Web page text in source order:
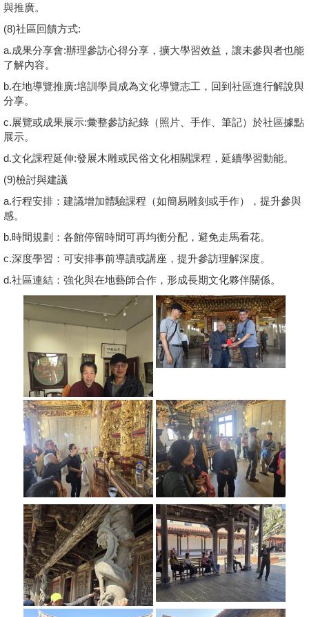
與推廣。
(8)社區回饋方式:
a.成果分享會:辦理參訪心得分享，擴大學習效益，讓未參與者也能
了解內容。
b.在地導覽推廣:培訓學員成為文化導覽志工，回到社區進行解說與
分享。
c.展覽或成果展示:彙整參訪紀錄（照片、手作、筆記）於社區據點
展示。
d.文化課程延伸:發展木雕或民俗文化相關課程，延續學習動能。
(9)檢討與建議
a.行程安排 ：建議增加體驗課程（如簡易雕刻或手作），提升參與
感。
b.時間規劃 ：各館停留時間可再均衡分配，避免走馬看花。
c.深度學習 ：可安排事前導讀或講座，提升參訪理解深度。
d.社區連結 ：強化與在地藝師合作，形成長期文化夥伴關係。